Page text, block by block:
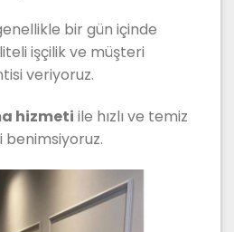
bir gün içinde
işçilik ve müşteri
veriyoruz.
hizmeti ile hızlı ve temiz
benimsiyoruz.